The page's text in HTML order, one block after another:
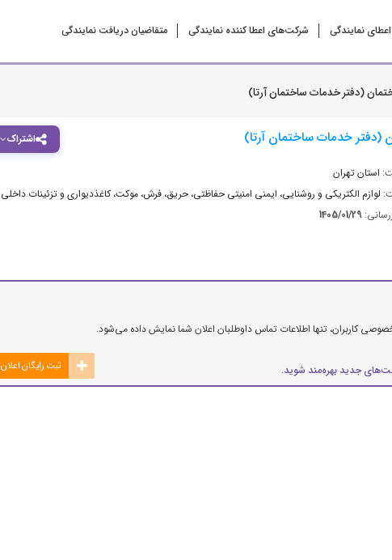
نمایندگی شرکت‌‌های اعطا کننده نمایندگی متقاضیان دریافت نمایندگی
(دفتر خدمات ساختمان آرتا)
اشتراک خدمات ساختمان آرتا)
استان تهران
لوازم الکتریکی و روشنایی، ایمنی امنیتی حفاظتی، حریق، فرش، موکت، کاغذدیواری و تزئینات داخلی
1405/01/29
کاربران، تنها اطلاعات تماس داوطلبان اعلان شما نمایش داده می‌شود.
جدید بهره‌مند شوید. ثبت رایگان اعلان